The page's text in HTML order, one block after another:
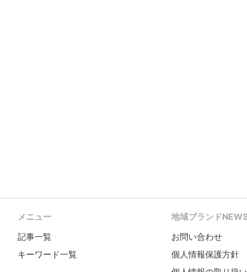
メニュー
記事一覧
キーワード一覧
地域ブランド
お問い合わせ
個人情報保護方針